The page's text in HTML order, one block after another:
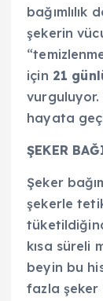
bağımlılık
şekerin
için 21
vurguluyor.
hayata
ŞEKER
Şeker
şekerle
kısa süreli
beyin bu
fazla şeker